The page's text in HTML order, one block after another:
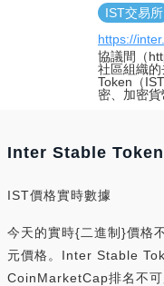
IST交易所
https://
協議間（
社區組織
Token（
密、加密貨
Inter Stable Token
IST價格實時數據
今天的實時{二進制}價格
元價格。Inter Stable
CoinMarketCap排名不